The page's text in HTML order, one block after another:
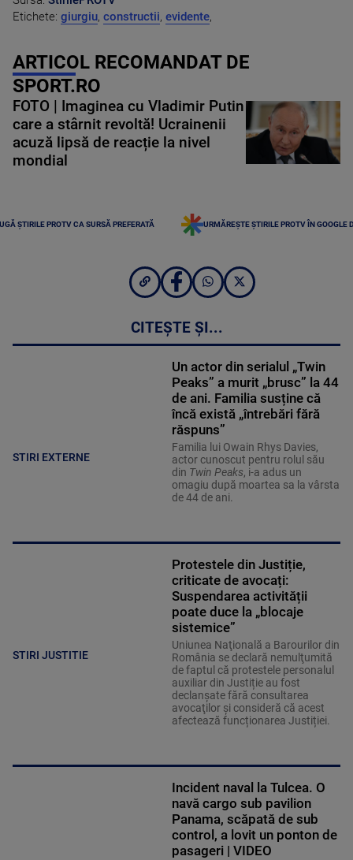
Etichete: giurgiu, constructii, evidente,
ARTICOL RECOMANDAT DE
SPORT.RO
FOTO | Imaginea cu Vladimir Putin
care a stârnit revoltă! Ucrainenii
acuză lipsă de reacție la nivel
mondial
ȘTIRILE PROTV CA SURSĂ PREFERATĂ URMĂREȘTE ȘTIRILE PROTV ÎN GOOGLE
CITEȘTE ȘI...
STIRI EXTERNE
Un actor din serialul „Twin
Peaks” a murit „brusc” la 44
de ani. Familia susține că
încă există „întrebări fără
răspuns”
Familia lui Owain Rhys Davies,
actor cunoscut pentru rolul său
din Twin Peaks, i-a adus un
omagiu după moartea sa la vârsta
de 44 de ani.
STIRI JUSTITIE
Protestele din Justiție,
criticate de avocați:
Suspendarea activității
poate duce la „blocaje
sistemice”
Uniunea Naţională a Barourilor din
România se declară nemulţumită
de faptul că protestele personalul
auxiliar din Justiție au fost
declanșate fără consultarea
avocaţilor şi consideră că acest
afectează funcționarea Justiției.
Incident naval la Tulcea. O
navă cargo sub pavilion
Panama, scăpată de sub
control, a lovit un ponton de
pasageri | VIDEO